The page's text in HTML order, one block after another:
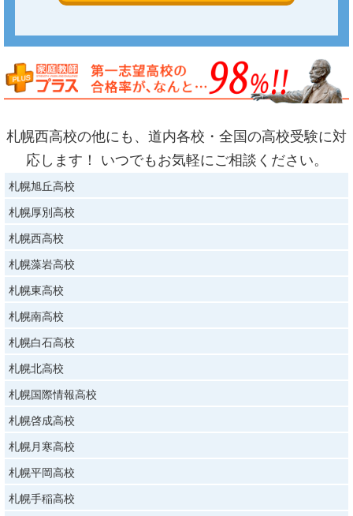
札幌西高校の他にも、道内各校・全国の高校受験に対
応します！ いつでもお気軽にご相談ください。
札幌旭丘高校
札幌厚別高校
札幌西高校
札幌藻岩高校
札幌東高校
札幌南高校
札幌白石高校
札幌北高校
札幌国際情報高校
札幌啓成高校
札幌月寒高校
札幌平岡高校
札幌手稲高校